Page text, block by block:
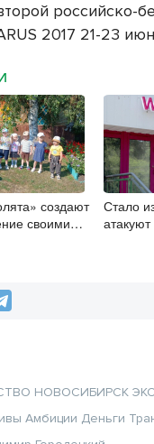
российско-
2017 21-23
создают
своими
Стало
НОВОСИБИРСК
Амбиции Деньги